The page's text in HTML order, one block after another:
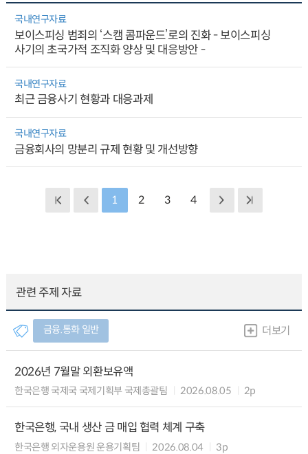
국내연구자료
보이스피싱 범죄의 ‘스캠 콤파운드’로의 진화 - 보이스피싱
사기의 초국가적 조직화 양상 및 대응방안 -
국내연구자료
최근 금융사기 현황과 대응과제
국내연구자료
금융회사의 망분리 규제 현황 및 개선방향
1 2 3 4
관련 주제 자료
금융.통화 일반 더보기
2026년 7월말 외환보유액
한국은행 국제국 국제기획부 국제총괄팀 2026.08.05 2p
한국은행, 국내 생산 금 매입 협력 체계 구축
한국은행 외자운용원 운용기획팀 2026.08.04 3p